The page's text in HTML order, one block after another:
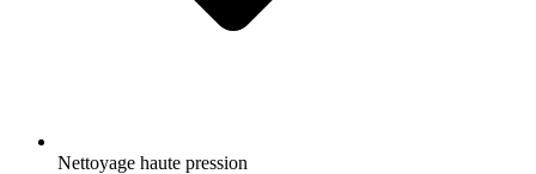
Nettoyage haute pression